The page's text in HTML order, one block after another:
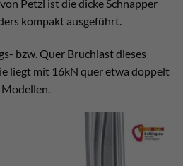
Petzl ist die dicke Schnapper
kompakt ausgeführt.
bzw. Quer Bruchlast dieses
liegt mit 16kN quer etwa doppelt